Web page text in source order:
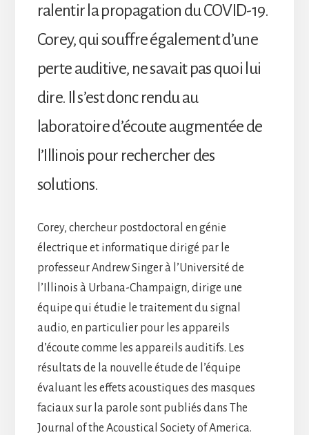
ralentir la propagation du COVID-19.
Corey, qui souffre également d’une
perte auditive, ne savait pas quoi lui
dire. Il s’est donc rendu au
laboratoire d’écoute augmentée de
l’Illinois pour rechercher des
solutions.
Corey, chercheur postdoctoral en génie
électrique et informatique dirigé par le
professeur Andrew Singer à l’Université de
l’Illinois à Urbana-Champaign, dirige une
équipe qui étudie le traitement du signal
audio, en particulier pour les appareils
d’écoute comme les appareils auditifs. Les
résultats de la nouvelle étude de l’équipe
évaluant les effets acoustiques des masques
faciaux sur la parole sont publiés dans The
Journal of the Acoustical Society of America.